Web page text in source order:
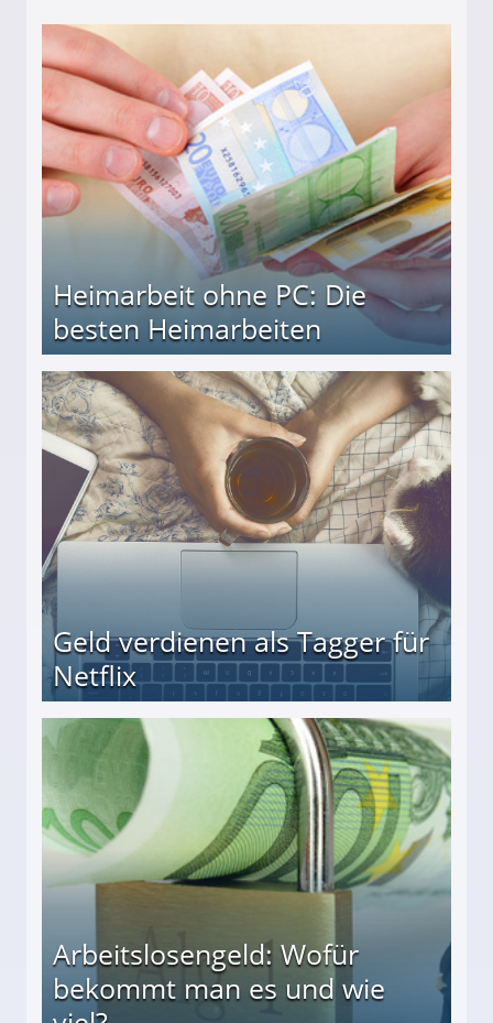
Heimarbeit ohne PC: Die
besten Heimarbeiten
Geld verdienen als Tagger für
Netflix
Arbeitslosengeld: Wofür
bekommt man es und wie